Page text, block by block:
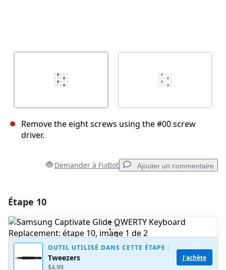
Remove the eight screws using the #00 screw
driver.
Demander à FixBot Ajouter un commentaire
Ajouter un commentaire
Étape 10
OUTIL UTILISÉ DANS CETTE ÉTAPE :
Tweezers
$4.99
J'achète